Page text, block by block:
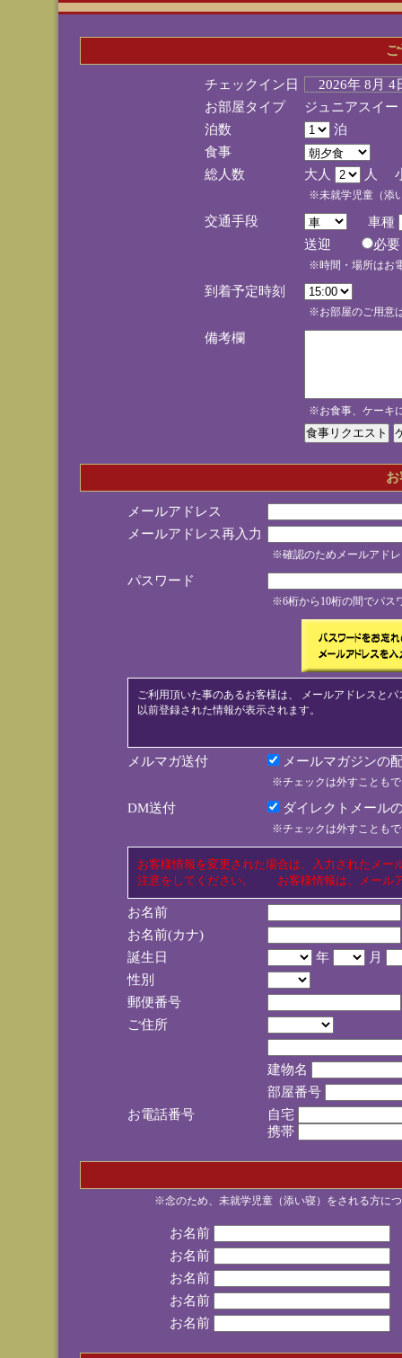
チェックイン日
2026年 8月
お部屋タイプ
ジュニアスイ
泊数
泊
食事
総人数
大人 人
※未就学児童（添
交通手段
車種
送迎
※時間・場所はお
到着予定時刻
※お部屋のご用意
備考欄
※お食事、ケーキ
メールアドレス
メールアドレス再入力
※確認のためメールアド
パスワード
※6桁から10桁の間でパス
ご利用頂いた事のあるお客様は、 メールアドレスと
以前登録された情報が表示されます。
メルマガ送付 メールマガジンの
※チェックは外すことも
DM送付 ダイレクトメール
※チェックは外すことも
お客様情報を変更された場合は、入力されたメ
注意をしてください。 お客様情報は、メール
お名前
お名前(カナ)
誕生日
年
月
性別
郵便番号
ご住所
建物名
部屋番号
お電話番号
自宅
携帯
※念のため、未就学児童（添い寝）をされる方に
お名前
お名前
お名前
お名前
お名前